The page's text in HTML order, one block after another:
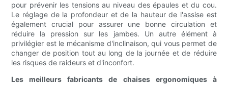
pour prévenir les tensions au niveau des épaules et du cou.
Le réglage de la profondeur et de la hauteur de l'assise est
également crucial pour assurer une bonne circulation et
réduire la pression sur les jambes. Un autre élément à
privilégier est le mécanisme d'inclinaison, qui vous permet de
changer de position tout au long de la journée et de réduire
les risques de raideurs et d'inconfort.
Les meilleurs fabricants de chaises ergonomiques à